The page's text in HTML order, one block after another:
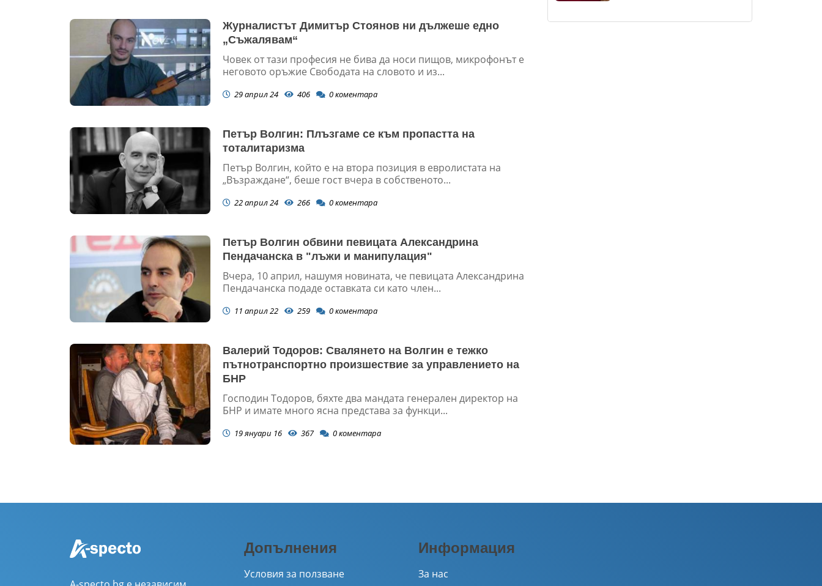
Журналистът Димитър Стоянов ни дължеше едно
„Съжалявам“
Човек от тази професия не бива да носи пищов, микрофонът е
неговото оръжие Свободата на словото и из...
29 април 24 406 0коментара
Петър Волгин: Плъзгаме се към пропастта на
тоталитаризма
Петър Волгин, който е на втора позиция в евролистата на
„Възраждане“, беше гост вчера в собственото...
22 април 24 266 0коментара
Петър Волгин обвини певицата Александрина
Пендачанска в "лъжи и манипулация"
Вчера, 10 април, нашумя новината, че певицата Александрина
Пендачанска подаде оставката си като член...
11 април 22 259 0коментара
Валерий Тодоров: Свалянето на Волгин е тежко
пътнотранспортно произшествие за управлението на
БНР
Господин Тодоров, бяхте два мандата генерален директор на
БНР и имате много ясна представа за функци...
19 януари 16 367 0коментара
Допълнения
Условия за ползване
Информация
За нас